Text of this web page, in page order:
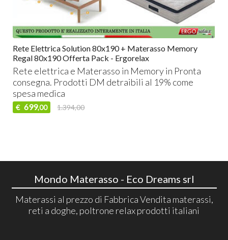
Rete Elettrica Solution 80x190 + Materasso Memory
Regal 80x190 Offerta Pack - Ergorelax
Rete elettrica e Materasso in Memory in Pronta
consegna. Prodotti DM detraibili al 19% come
spesa medica
€ 699,00 1.394,00
Mondo Materasso - Eco Dreams srl
Materassi al prezzo di Fabbrica Vendita materassi,
reti a doghe, poltrone relax prodotti italiani